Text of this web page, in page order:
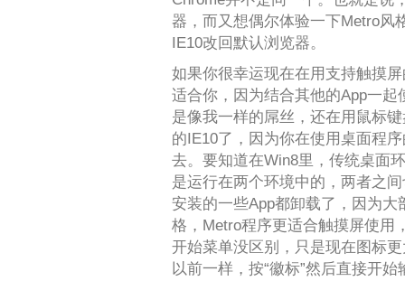
器，而又想偶尔体验一下Metro风
IE10改回默认浏览器。
如果你很幸运现在在用支持触摸
适合你，因为结合其他的App一
是像我一样的屌丝，还在用鼠标
的IE10了，因为你在使用桌面程
去。要知道在Win8里，传统桌面
是运行在两个环境中的，两者之
安装的一些App都卸载了，因为
格，Metro程序更适合触摸屏使用
开始菜单没区别，只是现在图标
以前一样，按“徽标”然后直接开